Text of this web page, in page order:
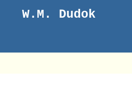
W.M. Dudok